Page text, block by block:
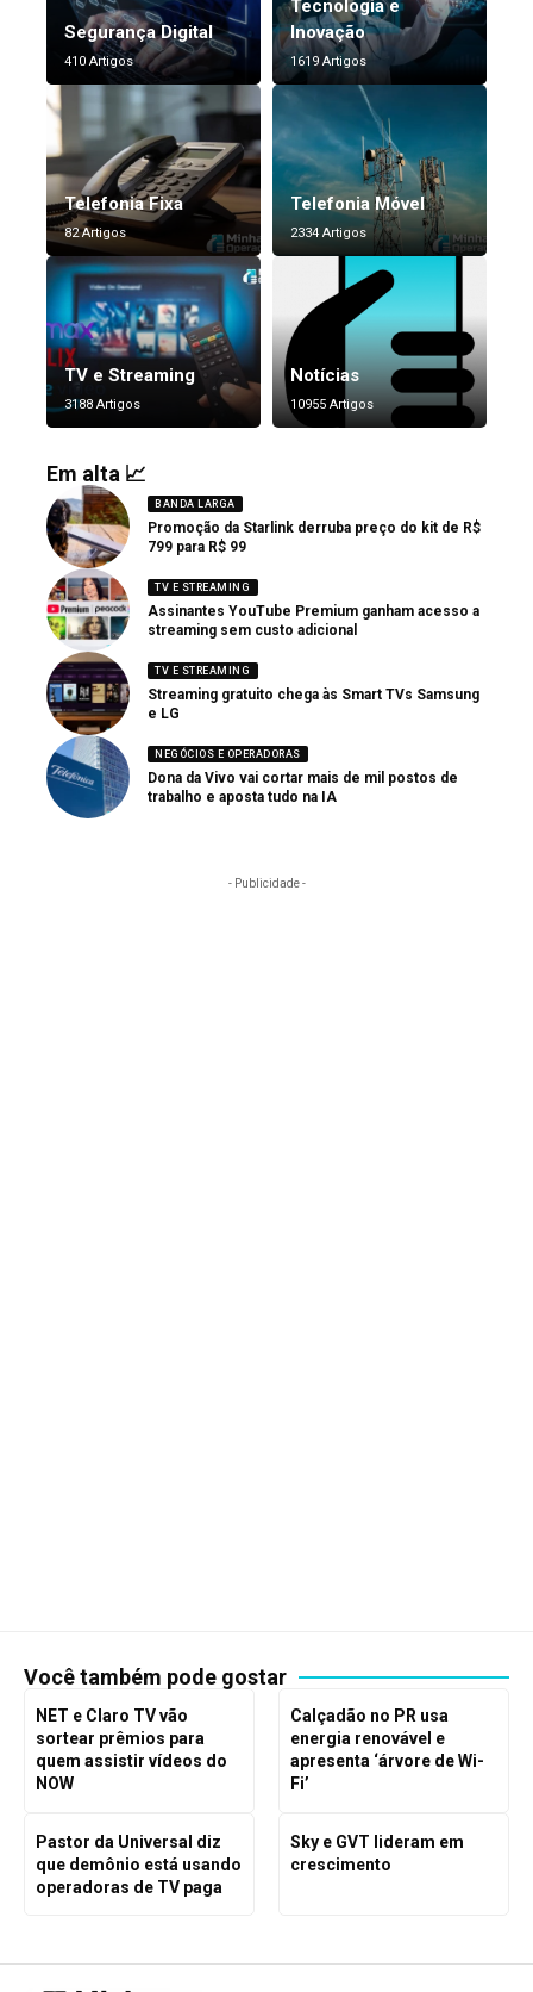
Segurança Digital
410 Artigos
Tecnologia e
Inovação
1619 Artigos
Telefonia Fixa
82 Artigos
Telefonia Móvel
2334 Artigos
TV e Streaming
3188 Artigos
Notícias
10955 Artigos
Em alta 📈
BANDA LARGA
Promoção da Starlink derruba preço do kit de R$
799 para R$ 99
TV E STREAMING
Assinantes YouTube Premium ganham acesso a
streaming sem custo adicional
TV E STREAMING
Streaming gratuito chega às Smart TVs Samsung
e LG
NEGÓCIOS E OPERADORAS
Dona da Vivo vai cortar mais de mil postos de
trabalho e aposta tudo na IA
- Publicidade -
Você também pode gostar
NET e Claro TV vão
sortear prêmios para
quem assistir vídeos do
NOW
Calçadão no PR usa
energia renovável e
apresenta ‘árvore de Wi-
Fi’
Pastor da Universal diz
que demônio está usando
operadoras de TV paga
Sky e GVT lideram em
crescimento